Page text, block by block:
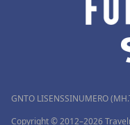
GNTO LISENSSINUMERO
Copyright © 2012–2026